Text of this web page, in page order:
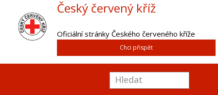
Český červený kříž
Oficiální stránky Českého červeného kříže
Chci přispět